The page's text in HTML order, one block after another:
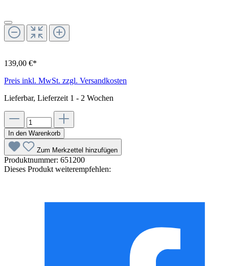
139,00 €*
Preis inkl. MwSt. zzgl. Versandkosten
Lieferbar, Lieferzeit 1 - 2 Wochen
In den Warenkorb
Zum Merkzettel hinzufügen
Produktnummer: 651200
Dieses Produkt weiterempfehlen: